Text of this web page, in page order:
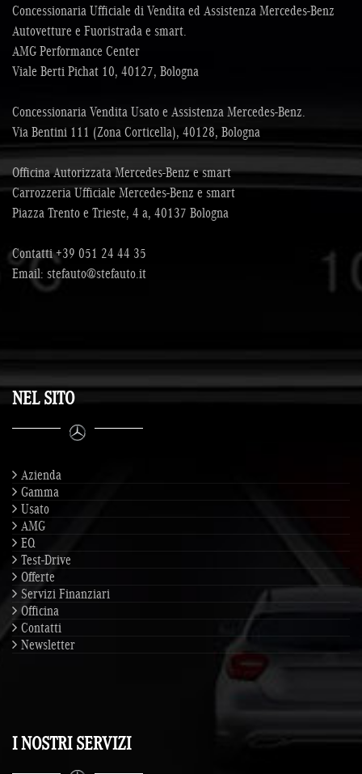
Concessionaria Ufficiale di Vendita ed Assistenza Mercedes-Benz
Autovetture e Fuoristrada e smart.
AMG Performance Center
Viale Berti Pichat 10, 40127, Bologna
Concessionaria Vendita Usato e Assistenza Mercedes-Benz.
Via Bentini 111 (Zona Corticella), 40128, Bologna
Officina Autorizzata Mercedes-Benz e smart
Carrozzeria Ufficiale Mercedes-Benz e smart
Piazza Trento e Trieste, 4 a, 40137 Bologna
Contatti+39 051 24 44 35
Email: stefauto@stefauto.it
NEL SITO
Azienda
Gamma
Usato
AMG
EQ
Test-Drive
Offerte
Servizi Finanziari
Officina
Contatti
Newsletter
I NOSTRI SERVIZI